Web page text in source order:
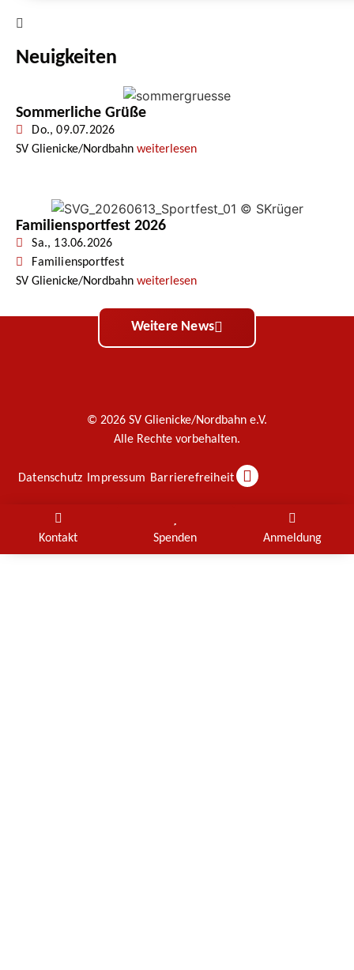
Neuigkeiten
Sommerliche Grüße
Do., 09.07.2026
SV Glienicke/Nordbahn weiterlesen
Familiensportfest 2026
Sa., 13.06.2026
Familiensportfest
SV Glienicke/Nordbahn weiterlesen
Weitere News
© 2026 SV Glienicke/Nordbahn e.V.
Alle Rechte vorbehalten.
Datenschutz Impressum Barrierefreiheit
Kontakt Spenden Anmeldung